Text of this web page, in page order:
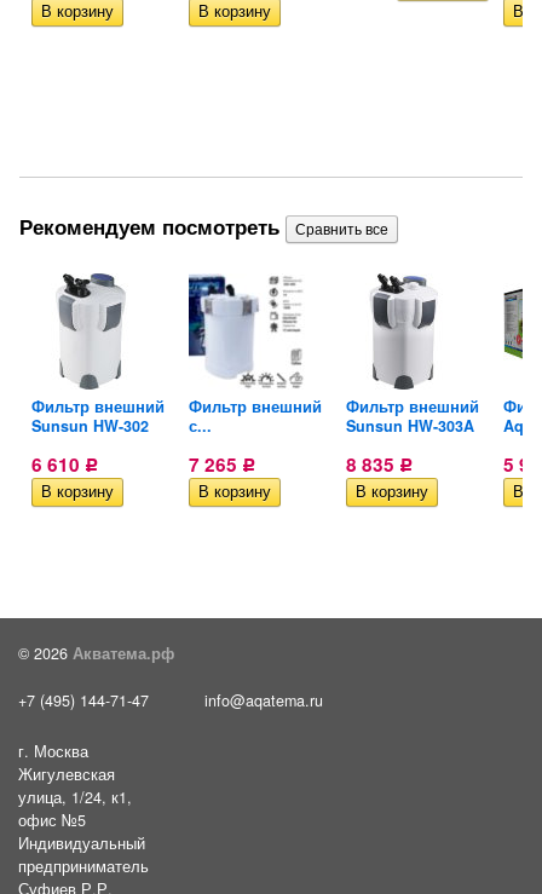
Рекомендуем посмотреть
Фильтр внешний
Sunsun HW-302
6 610 Р
Фильтр внешний
с...
7 265 Р
Фильтр внешний
Sunsun HW-303A
8 835 Р 5
© 2026 Акватема.рф
+7 (495) 144-71-47 info@aqatema.ru
г. Москва
Жигулевская
улица, 1/24, к1,
офис №5
Индивидуальный
предприниматель
Суфиев Р.Р.